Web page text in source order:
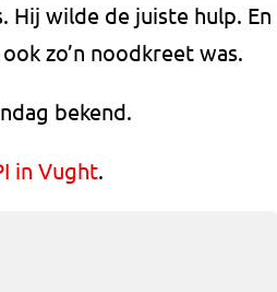
Hij wilde de juiste hulp. En
zo’n noodkreet was.
bekend.
in Vught.